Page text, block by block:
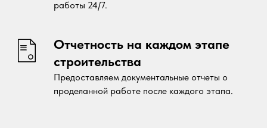
работы 24/7.
Отчетность на каждом этапе
строительства
Предоставляем документальные отчеты о
проделанной работе после каждого этапа.